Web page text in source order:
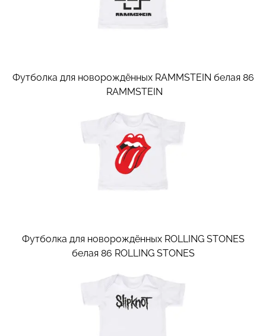
Футболка для новорождённых RAMMSTEIN белая 86
RAMMSTEIN
Футболка для новорождённых ROLLING STONES
белая 86 ROLLING STONES